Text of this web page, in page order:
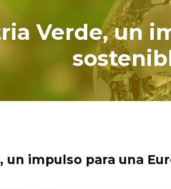
Verde, un
impulso para una